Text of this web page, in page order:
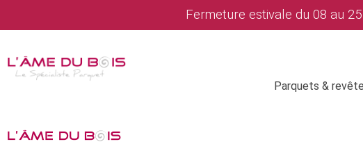
Fermeture estivale du 08 au
Parquets &